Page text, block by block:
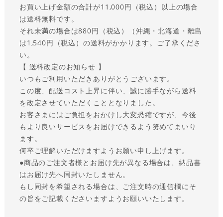
お買い上げ金額の合計が11,000円（税込）以上の場合
は送料無料です。
それ未満の場合は880円（税込）（沖縄・北海道・離島
は1,540円（税込）の送料がかかります。ご了承くださ
い。
【 送料改定のお知らせ 】
いつもご利用いただきありがとうございます。
この度、配送コスト上昇に伴い、誠に勝手ながら送料
を改定させていただくこととなりました。
お客さまにはご負担をおかけし大変恐縮ですが、今後
もより良いサービスをお届けできるよう努めてまいり
ます。
何卒ご理解いただけますようお願い申し上げます。
●商品のご注文者様とお届け先が異なる場合は、納品書
はお届け先へ同封いたしません。
もし同封を希望される場合は、ご注文時の通信欄にそ
の旨をご記載くださいますようお願いいたします。